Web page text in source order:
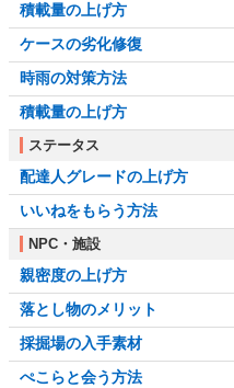
積載量の上げ方
ケースの劣化修復
時雨の対策方法
積載量の上げ方
ステータス
配達人グレードの上げ方
いいねをもらう方法
NPC・施設
親密度の上げ方
落とし物のメリット
採掘場の入手素材
ぺこらと会う方法